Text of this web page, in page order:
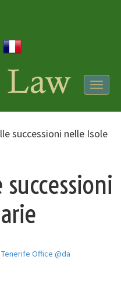
successioni nelle Isole
successioni
Tenerife Office @da